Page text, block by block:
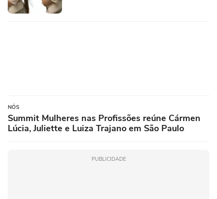
NÓS
Summit Mulheres nas Profissões reúne Cármen
Lúcia, Juliette e Luiza Trajano em São Paulo
PUBLICIDADE